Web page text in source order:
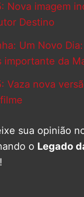
Nova imagem
Destino
Um Novo
importante da
Vaza nova
sua opinião
o Legado